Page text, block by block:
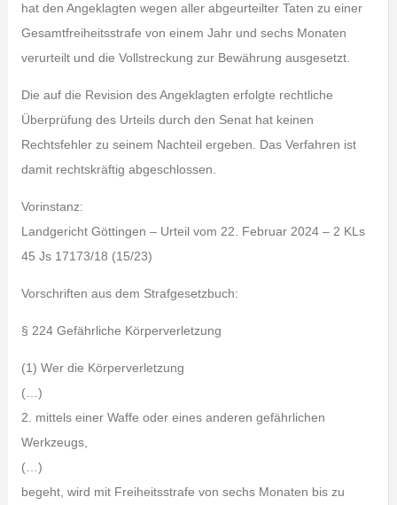
hat den Angeklagten wegen aller abgeurteilter Taten zu einer
Gesamtfreiheitsstrafe von einem Jahr und sechs Monaten
verurteilt und die Vollstreckung zur Bewährung ausgesetzt.
Die auf die Revision des Angeklagten erfolgte rechtliche
Überprüfung des Urteils durch den Senat hat keinen
Rechtsfehler zu seinem Nachteil ergeben. Das Verfahren ist
damit rechtskräftig abgeschlossen.
Vorinstanz:
Landgericht Göttingen – Urteil vom 22. Februar 2024 – 2 KLs
45 Js 17173/18 (15/23)
Vorschriften aus dem Strafgesetzbuch:
§ 224 Gefährliche Körperverletzung
(1) Wer die Körperverletzung
(…)
2. mittels einer Waffe oder eines anderen gefährlichen
Werkzeugs,
(…)
begeht, wird mit Freiheitsstrafe von sechs Monaten bis zu